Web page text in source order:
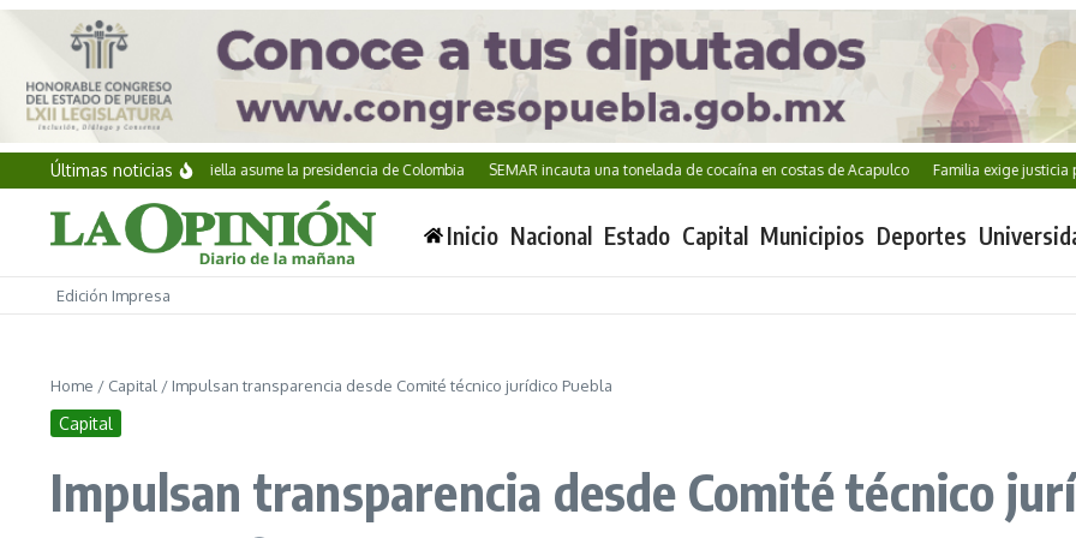
Saltar al contenido
Últimas noticias
Abelardo de la Espriella asume la presidencia de Colombia SEMAR incauta una tonelada de cocaína en costas de Acapulco Familia exige justicia por
Inicio Nacional Estado Capital Municipios Deportes
Edición Impresa
Home / Capital / Impulsan transparencia desde Comité técnico jurídico Puebla
Capital
Impulsan transparencia desde Comité técnico